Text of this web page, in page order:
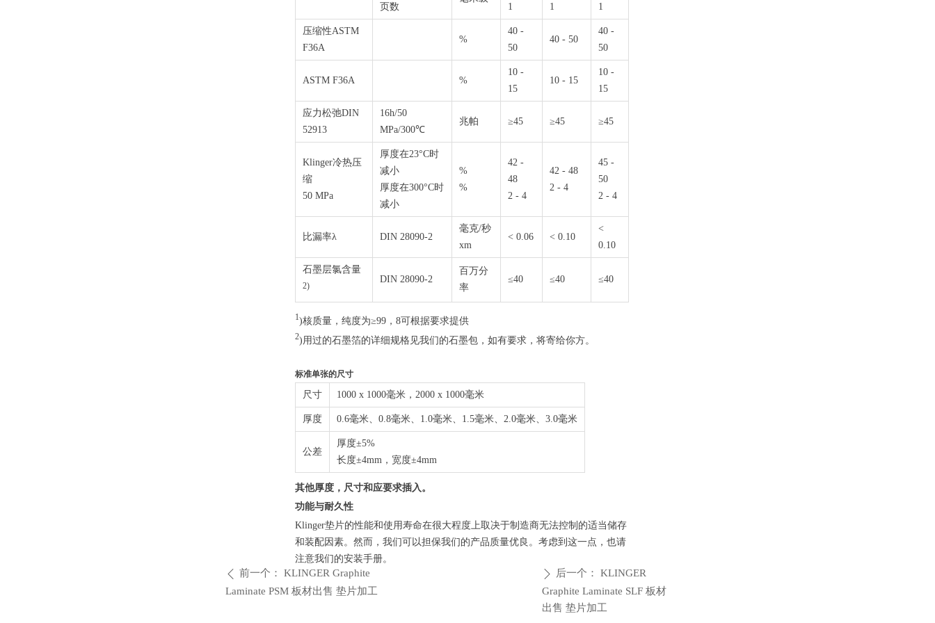
页数
1
1 1
压缩性ASTM
F36A
%
40 -
50
40 - 50
40 -
50
ASTM F36A %
10 -
15
10 - 15
10 -
15
应力松弛DIN
52913
16h/50
MPa/300℃
兆帕 ≥45 ≥45 ≥45
Klinger冷热压
缩
50 MPa
厚度在23°C时
减小
厚度在300°C时
减小
%
%
42 -
48
2 - 4
42 - 48
2 - 4
45 -
50
2 - 4
比漏率λ DIN 28090-2
毫克/秒
xm
< 0.06 < 0.10
<
0.10
石墨层氯含量
2)
DIN 28090-2
百万分
率
≤40 ≤40 ≤40
1 )核质量，纯度为≥99，8可根据要求提供
2)用过的石墨箔的详细规格见我们的石墨包，如有要求，将寄给你方。
标准单张的尺寸
尺寸 1000 x 1000毫米，2000 x 1000毫米
厚度 0.6毫米、0.8毫米、1.0毫米、1.5毫米、2.0毫米、3.0毫米
公差
厚度±5%
长度±4mm，宽度±4mm
其他厚度，尺寸和应要求插入。
功能与耐久性
Klinger垫片的性能和使用寿命在很大程度上取决于制造商无法控制的适当储存
和装配因素。然而，我们可以担保我们的产品质量优良。考虑到这一点，也请
注意我们的安装手册。
ꄴ 前一个：
KLINGER Graphite
Laminate PSM 板材出售 垫片加工
ꄲ 后一个：
KLINGER
Graphite Laminate SLF 板材
出售 垫片加工